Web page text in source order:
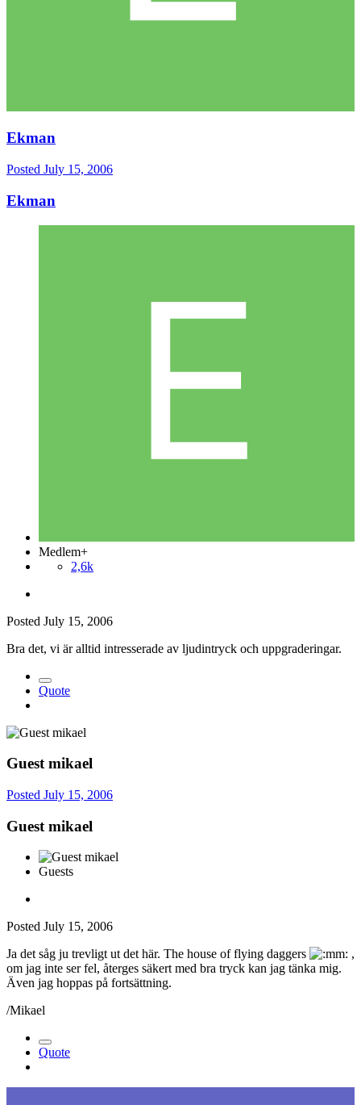
Ekman
Posted July 15, 2006
Ekman
Medlem+
2,6k
Posted July 15, 2006
Bra det, vi är alltid intresserade av ljudintryck och uppgraderingar.
Quote
Guest mikael
Posted July 15, 2006
Guest mikael
Guests
Posted July 15, 2006
Ja det såg ju trevligt ut det här. The house of flying daggers
,
om jag inte ser fel, återges säkert med bra tryck kan jag tänka mig.
Även jag hoppas på fortsättning.
/Mikael
Quote